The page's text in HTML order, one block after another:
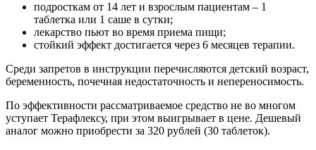
подросткам от 14 лет и взрослым пациентам – 1
таблетка или 1 саше в сутки;
лекарство пьют во время приема пищи;
стойкий эффект достигается через 6 месяцев терапии.
Среди запретов в инструкции перечисляются детский возраст,
беременность, почечная недостаточность и непереносимость.
По эффективности рассматриваемое средство не во многом
уступает Терафлексу, при этом выигрывает в цене. Дешевый
аналог можно приобрести за 320 рублей (30 таблеток).